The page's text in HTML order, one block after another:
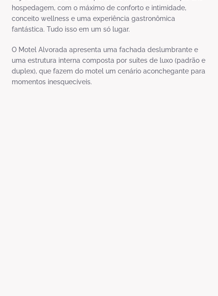
hospedagem, com o máximo de conforto e intimidade,
conceito wellness e uma experiência gastronômica
fantástica. Tudo isso em um só lugar.
O Motel Alvorada apresenta uma fachada deslumbrante e
uma estrutura interna composta por suítes de luxo (padrão e
duplex), que fazem do motel um cenário aconchegante para
momentos inesquecíveis.